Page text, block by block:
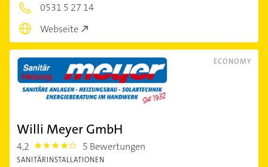
0531 5 27 14
Webseite
ECONOMY
Willi Meyer GmbH
4,2 4.2000003 5 Bewertungen
SANITÄRINSTALLATIONEN